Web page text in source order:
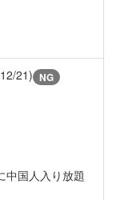
21) NG
中国人入り放題